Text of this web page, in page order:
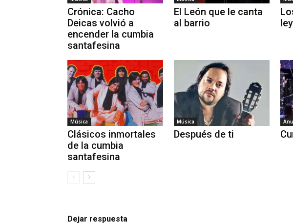
Crónica: Cacho
Deicas volvió a
encender la cumbia
santafesina
El León que le canta
al barrio
Música
Clásicos inmortales
de la cumbia
santafesina
Música
Después de ti
Dejar respuesta